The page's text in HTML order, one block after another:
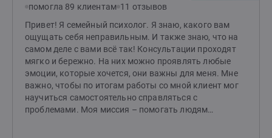
поддержка и новый взгляд на привычные проблемы.
Вместе мы найдём ответы и сделаем вашу жизнь
легче, гармоничнее и счастливее. Готовы к первым
шагам? Создайте заявку, и мы начнём ваш путь к
переменам!
помогла 89 клиентам 11 отзывов
Привет! Я семейный психолог. Я знаю, какого вам
ощущать себя неправильным. И также знаю, что на
самом деле с вами всё так! Консультации проходят
мягко и бережно. На них можно проявлять любые
эмоции, которые хочется, они важны для меня. Мне
важно, чтобы по итогам работы со мной клиент мог
научиться самостоятельно справляться с
проблемами. Моя миссия – помогать людям